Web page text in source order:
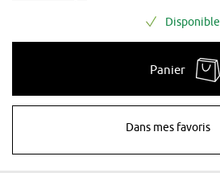
Disponible
Panier
Dans mes favoris